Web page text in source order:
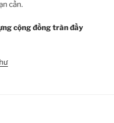
cần.
cộng đồng tràn đầy